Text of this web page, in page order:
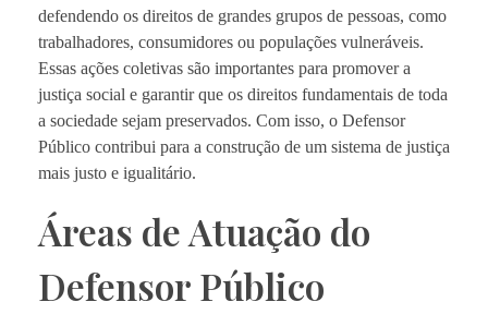
defendendo os direitos de grandes grupos de pessoas, como
trabalhadores, consumidores ou populações vulneráveis.
Essas ações coletivas são importantes para promover a
justiça social e garantir que os direitos fundamentais de toda
a sociedade sejam preservados. Com isso, o Defensor
Público contribui para a construção de um sistema de justiça
mais justo e igualitário.
Áreas de Atuação do
Defensor Público